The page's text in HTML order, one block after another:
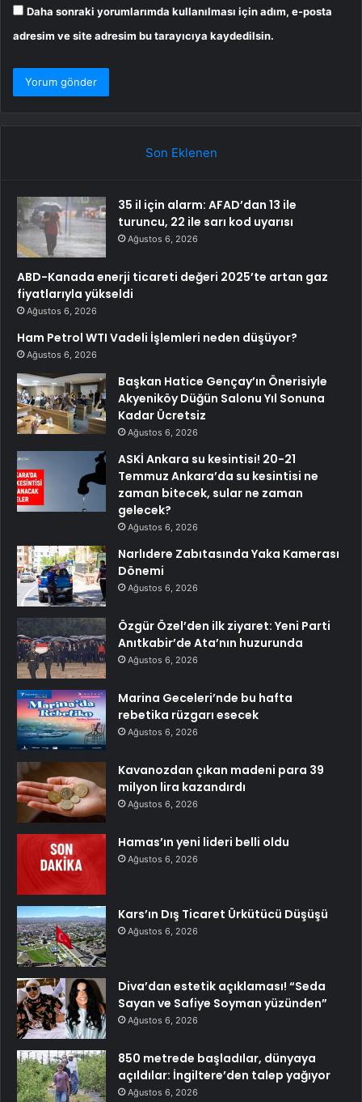
Daha sonraki yorumlarımda kullanılması için adım, e-posta
adresim ve site adresim bu tarayıcıya kaydedilsin.
Son Eklenen
35 il için alarm: AFAD’dan 13 ile
turuncu, 22 ile sarı kod uyarısı
Ağustos 6, 2026
ABD-Kanada enerji ticareti değeri 2025’te artan gaz
fiyatlarıyla yükseldi
Ağustos 6, 2026
Ham Petrol WTI Vadeli İşlemleri neden düşüyor?
Ağustos 6, 2026
Başkan Hatice Gençay’ın Önerisiyle
Akyeniköy Düğün Salonu Yıl Sonuna
Kadar Ücretsiz
Ağustos 6, 2026
ASKİ Ankara su kesintisi! 20-21
Temmuz Ankara’da su kesintisi ne
zaman bitecek, sular ne zaman
gelecek?
Ağustos 6, 2026
Narlıdere Zabıtasında Yaka Kamerası
Dönemi
Ağustos 6, 2026
Özgür Özel’den ilk ziyaret: Yeni Parti
Anıtkabir’de Ata’nın huzurunda
Ağustos 6, 2026
Marina Geceleri’nde bu hafta
rebetika rüzgarı esecek
Ağustos 6, 2026
Kavanozdan çıkan madeni para 39
milyon lira kazandırdı
Ağustos 6, 2026
Hamas’ın yeni lideri belli oldu
Ağustos 6, 2026
Kars’ın Dış Ticaret Ürkütücü Düşüşü
Ağustos 6, 2026
Diva’dan estetik açıklaması! “Seda
Sayan ve Safiye Soyman yüzünden”
Ağustos 6, 2026
850 metrede başladılar, dünyaya
açıldılar: İngiltere’den talep yağıyor
Ağustos 6, 2026